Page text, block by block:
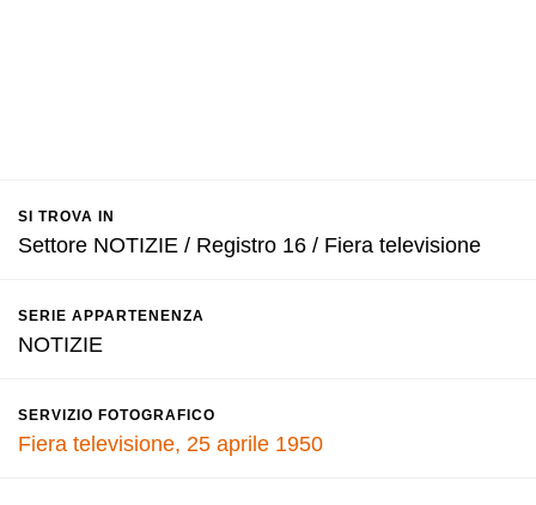
SI TROVA IN
Settore NOTIZIE / Registro 16 / Fiera televisione
SERIE APPARTENENZA
NOTIZIE
SERVIZIO FOTOGRAFICO
Fiera televisione, 25 aprile 1950